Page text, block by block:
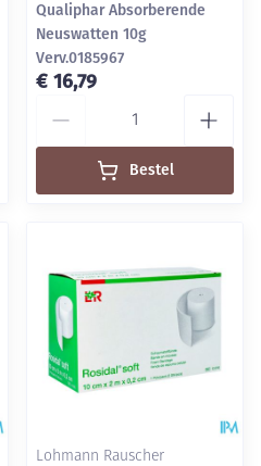
Qualiphar Absorberende
Neuswatten 10g
Verv.0185967
€ 16,79
Bestel
Lohmann Rauscher